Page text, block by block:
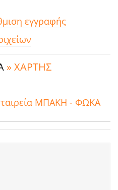
εγγραφής
» ΧΑΡΤΗΣ
ΜΠΑΚΗ - ΦΩΚΑ